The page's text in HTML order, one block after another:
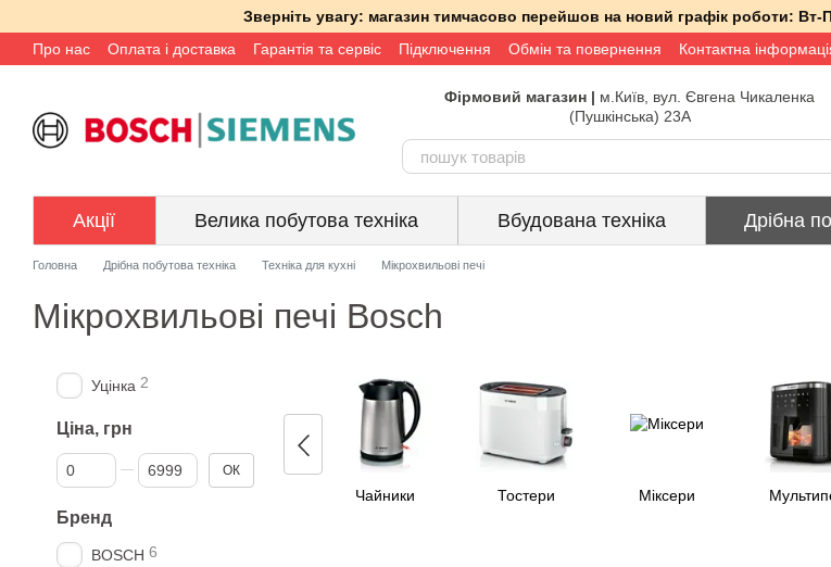
Зверніть увагу: магазин тимчасово перейшов на новий графік роботи: Вт-
Про нас
Оплата і доставка Гарантія та сервіс Підключення Обмін та повернення Контактна
Фірмовий магазин | м.Київ, вул. Євгена Чикаленка
(Пушкінська) 23А
Акції Велика побутова техніка Вбудована техніка Дрібна
Головна Дрібна побутова техніка Техніка для кухні Мікрохвильові печі
Мікрохвильові печі Bosch
Чайники Тостери Міксери
Уцінка 2
Ціна, грн
Від Ціна, грн
До Ціна, грн ОК
Бренд
BOSCH 6